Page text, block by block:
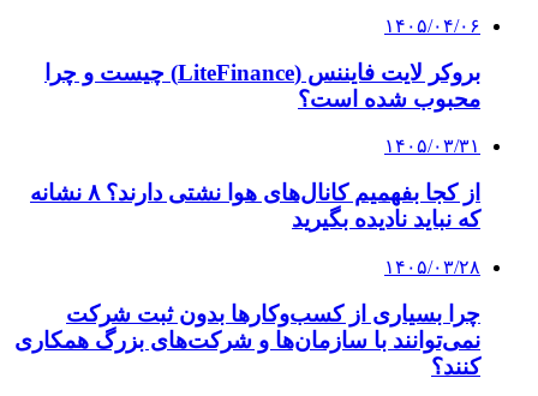
۱۴۰۵/۰۴/۰۶
بروکر لایت فایننس (LiteFinance) چیست و چرا
محبوب شده است؟
۱۴۰۵/۰۳/۳۱
از کجا بفهمیم کانال‌های هوا نشتی دارند؟ ۸ نشانه
که نباید نادیده بگیرید
۱۴۰۵/۰۳/۲۸
چرا بسیاری از کسب‌وکارها بدون ثبت شرکت
نمی‌توانند با سازمان‌ها و شرکت‌های بزرگ همکاری
کنند؟